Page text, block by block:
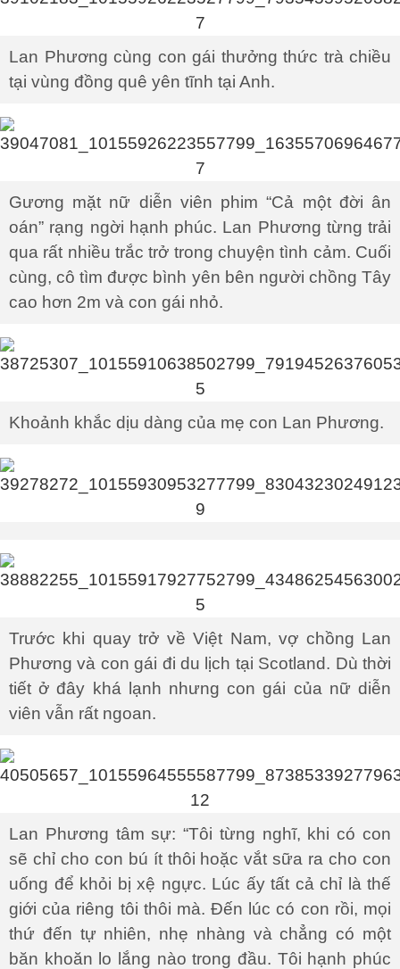
Lan Phương cùng con gái thưởng thức trà chiều
tại vùng đồng quê yên tĩnh tại Anh.
Gương mặt nữ diễn viên phim “Cả một đời ân
oán” rạng ngời hạnh phúc. Lan Phương từng trải
qua rất nhiều trắc trở trong chuyện tình cảm. Cuối
cùng, cô tìm được bình yên bên người chồng Tây
cao hơn 2m và con gái nhỏ.
Khoảnh khắc dịu dàng của mẹ con Lan Phương.
Trước khi quay trở về Việt Nam, vợ chồng Lan
Phương và con gái đi du lịch tại Scotland. Dù thời
tiết ở đây khá lạnh nhưng con gái của nữ diễn
viên vẫn rất ngoan.
Lan Phương tâm sự: “Tôi từng nghĩ, khi có con
sẽ chỉ cho con bú ít thôi hoặc vắt sữa ra cho con
uống để khỏi bị xệ ngực. Lúc ấy tất cả chỉ là thế
giới của riêng tôi thôi mà. Đến lúc có con rồi, mọi
thứ đến tự nhiên, nhẹ nhàng và chẳng có một
băn khoăn lo lắng nào trong đầu. Tôi hạnh phúc